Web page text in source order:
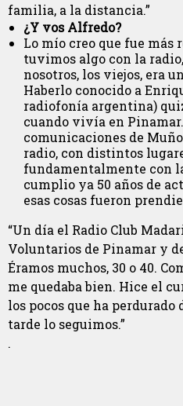
familia, a la distancia.”
¿Y vos Alfredo?
Lo mío creo que fue más
tuvimos algo con la
nosotros, los viejos, era
Haberlo conocido a
radiofonía argentina)
cuando vivía en
comunicaciones de
radio, con distintos
fundamentalmente con
cumplio ya 50 años de
esas cosas fueron
“Un día el Radio Club
Voluntarios de Pinamar y
Éramos muchos, 30 o 40.
me quedaba bien. Hice el
los pocos que ha perdurado
tarde lo seguimos.”
.